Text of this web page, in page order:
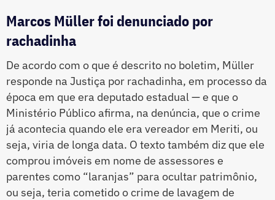
Marcos Müller foi denunciado por
rachadinha
De acordo com o que é descrito no boletim, Müller
responde na Justiça por rachadinha, em processo da
época em que era deputado estadual — e que o
Ministério Público afirma, na denúncia, que o crime
já acontecia quando ele era vereador em Meriti, ou
seja, viria de longa data. O texto também diz que ele
comprou imóveis em nome de assessores e
parentes como “laranjas” para ocultar patrimônio,
ou seja, teria cometido o crime de lavagem de